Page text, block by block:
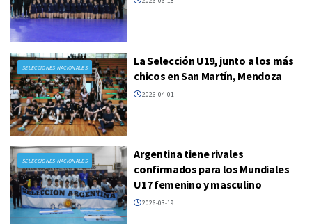
SELECCIONES NACIONALES
La Selección U19, junto a los más
chicos en San Martín, Mendoza
2026-04-01
SELECCIONES NACIONALES
Argentina tiene rivales
confirmados para los Mundiales
U17 femenino y masculino
2026-03-19